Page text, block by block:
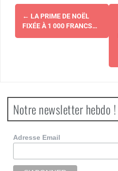
Navigation
d'article
← LA PRIME DE NOËL
FIXÉE À 1 000 FRANCS…
Notre newsletter hebdo !
Adresse Email